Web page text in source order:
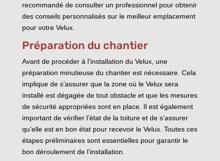
recommandé de consulter un professionnel pour obtenir
des conseils personnalisés sur le meilleur emplacement
pour votre Velux.
Préparation du chantier
Avant de procéder à l’installation du Velux, une
préparation minutieuse du chantier est nécessaire. Cela
implique de s’assurer que la zone où le Velux sera
installé est dégagée de tout obstacle et que les mesures
de sécurité appropriées sont en place. Il est également
important de vérifier l’état de la toiture et de s’assurer
qu’elle est en bon état pour recevoir le Velux. Toutes ces
étapes préliminaires sont essentielles pour garantir le
bon déroulement de l’installation.